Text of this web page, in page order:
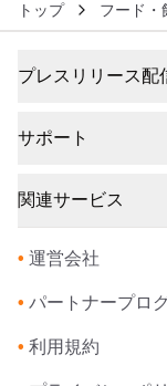
トップ フード・
プレスリリース配
サポート
関連サービス
• 運営会社
• パートナープロ
• 利用規約